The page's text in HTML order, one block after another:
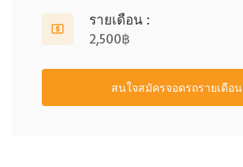
รายเดือน :
2,500฿
สนใจสมัครจอดรถรายเดือน